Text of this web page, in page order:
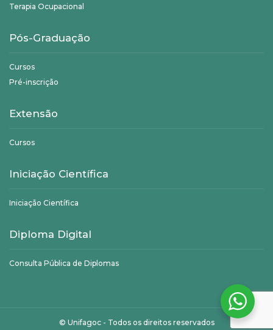
Terapia Ocupacional
Pós-Graduação
Cursos
Pré-inscrição
Extensão
Cursos
Iniciação Científica
Iniciação Científica
Diploma Digital
Consulta Pública de Diplomas
© Unifagoc- Todos os direitos reservados